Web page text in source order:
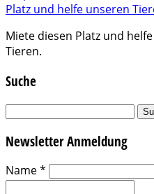
Miete diesen Platz und
Tieren.
Suche
Suchen
Newsletter Anmeldung
Name*